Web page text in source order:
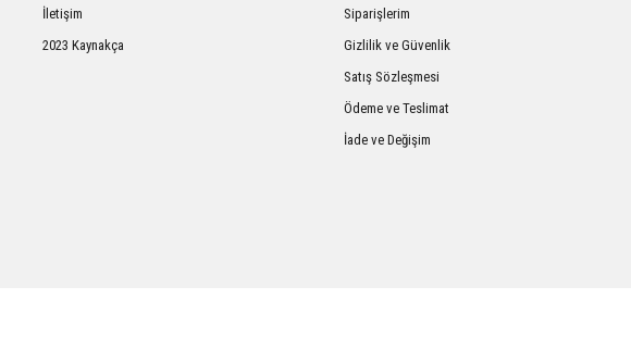
Gönder
İletişim
2023 Kaynakça
Siparişlerim
Gizlilik ve Güvenlik
Satış Sözleşmesi
Ödeme ve Teslimat
İade ve Değişim